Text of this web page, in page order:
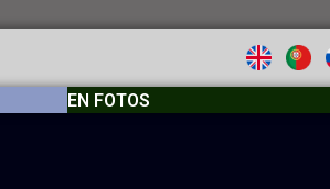
EN FOTOS